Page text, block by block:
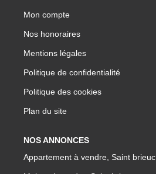
Mon compte
Nos honoraires
Mentions légales
Politique de confidentialité
Politique des cookies
Plan du site
NOS ANNONCES
Appartement à vendre, Saint brieuc